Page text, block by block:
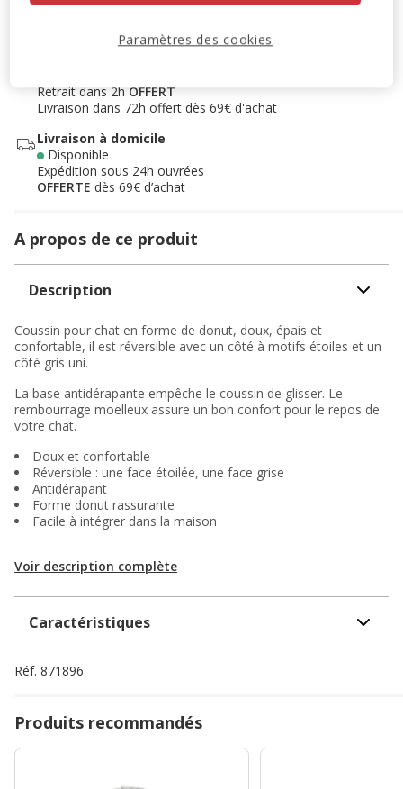
Options de livraison Détails livraison
Retrait en magasin
Retrait dans 2h OFFERT
Livraison dans 72h offert dès 69€ d'achat
Livraison à domicile
Disponible
Expédition sous 24h ouvrées
OFFERTE dès 69€ d’achat
A propos de ce produit
Description
Coussin pour chat en forme de donut, doux, épais et
confortable, il est réversible avec un côté à motifs étoiles et un
côté gris uni.
La base antidérapante empêche le coussin de glisser. Le
rembourrage moelleux assure un bon confort pour le repos de
votre chat.
Doux et confortable
Réversible : une face étoilée, une face grise
Antidérapant
Forme donut rassurante
Facile à intégrer dans la maison
Voir description complète
Caractéristiques
Réf. 871896
Produits recommandés
Paramètres des cookies